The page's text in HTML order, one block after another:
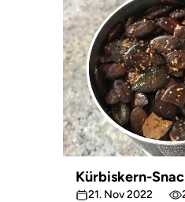
Kürbiskern-
21. Nov 2022